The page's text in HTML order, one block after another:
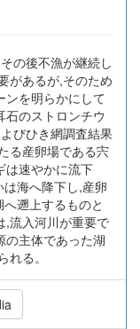
の後不漁が継続し
があるが,そのため
ンを明らかにして
石のストロンチウ
びひき網調査結果
る産卵場である宍
は速やかに流下
海へ降下し,産卵
遡上するものと
,流入河川が重要で
の主体であった湖
る。